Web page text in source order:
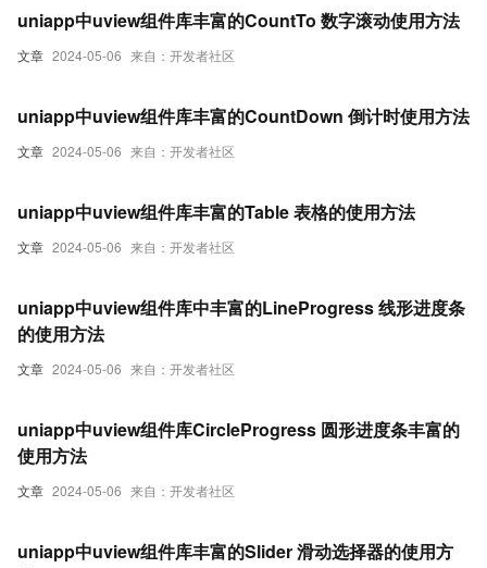
文章 2024-05-06 来自：开发者社区
uniapp中uview组件库丰富的CountTo 数字滚动使用方法
文章 2024-05-06 来自：开发者社区
uniapp中uview组件库丰富的CountDown 倒计时使用方法
文章 2024-05-06 来自：开发者社区
uniapp中uview组件库丰富的Table 表格的使用方法
文章 2024-05-06 来自：开发者社区
uniapp中uview组件库中丰富的LineProgress 线形进度条
的使用方法
文章 2024-05-06 来自：开发者社区
uniapp中uview组件库CircleProgress 圆形进度条丰富的
使用方法
uniapp中uview组件库丰富的Slider 滑动选择器的使用方